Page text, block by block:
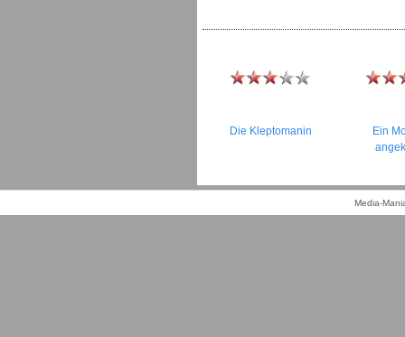
Die Kleptomanin
Ein
Media-